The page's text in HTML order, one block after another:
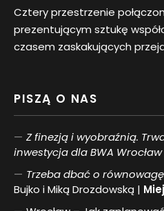
Cztery przestrzenie
prezentującym sztukę
czasem zaskakujących
PISZĄ O NAS
Z finezją i wyobraźnią.
inwestycja dla BWA Wrocław
Trzeba dbać o
Bujko i Miką Drozdowską |